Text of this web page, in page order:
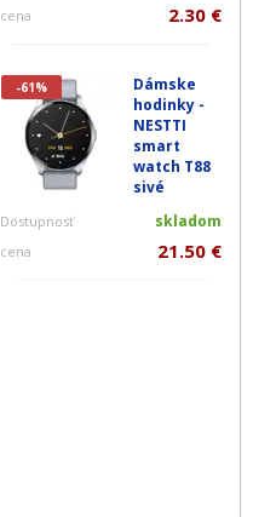
cena 2.30 €
-61%
Dámske
hodinky -
NESTTI
smart
watch T88
sivé
Dostupnosť skladom
cena 21.50 €